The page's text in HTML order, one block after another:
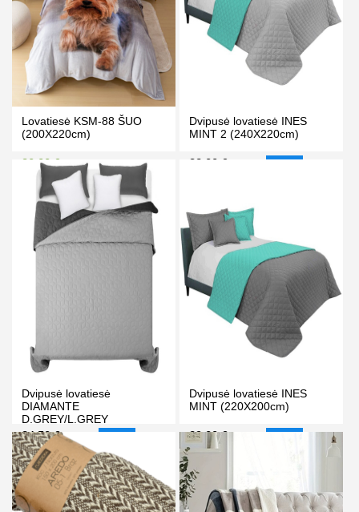
Lovatiesė KSM-88 ŠUO
(200X220cm)
30.00 €
Kaina prisijungus
35.00 €
PIRKTI
Dvipusė lovatiesė INES
MINT 2 (240X220cm)
32.00 €
PIRKTI
Dvipusė lovatiesė
DIAMANTE
D.GREY/L.GREY
(220X200cm)
34.50 €37.50 €
PIRKTI
Dvipusė lovatiesė INES
MINT (220X200cm)
29.00 €32.00 €